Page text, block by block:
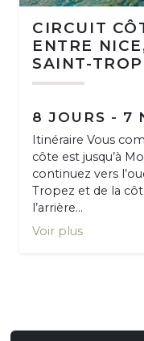
CIRCUIT
ENTRE
SAINT-
8 JOURS - 7
Itinéraire Vous
côte est jusqu’à
continuez vers
Tropez et de la
l’arrière...
Voir plus